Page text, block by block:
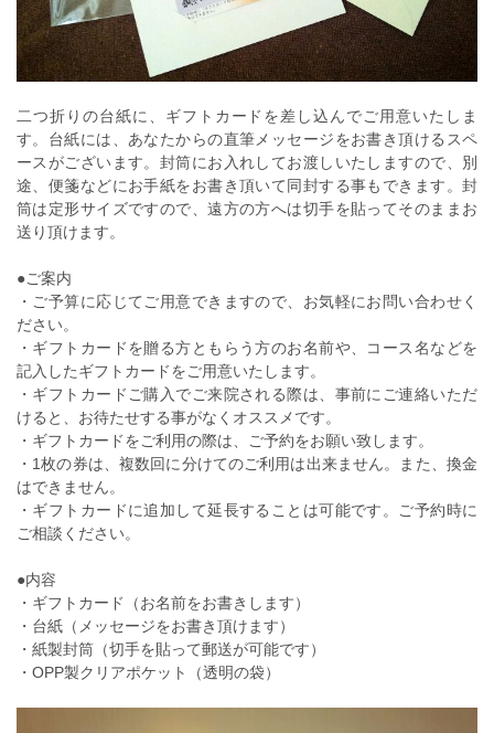
二つ折りの台紙に、ギフトカードを差し込んでご用意いたしま
す。台紙には、あなたからの直筆メッセージをお書き頂けるスペ
ースがございます。封筒にお入れしてお渡しいたしますので、別
途、便箋などにお手紙をお書き頂いて同封する事もできます。封
筒は定形サイズですので、遠方の方へは切手を貼ってそのままお
送り頂けます。
●ご案内
・ご予算に応じてご用意できますので、お気軽にお問い合わせく
ださい。
・ギフトカードを贈る方ともらう方のお名前や、コース名などを
記入したギフトカードをご用意いたします。
・ギフトカードご購入でご来院される際は、事前にご連絡いただ
けると、お待たせする事がなくオススメです。
・ギフトカードをご利用の際は、ご予約をお願い致します。
・1枚の券は、複数回に分けてのご利用は出来ません。また、換金
はできません。
・ギフトカードに追加して延長することは可能です。ご予約時に
ご相談ください。
●内容
・ギフトカード（お名前をお書きします）
・台紙（メッセージをお書き頂けます）
・紙製封筒（切手を貼って郵送が可能です）
・OPP製クリアポケット（透明の袋）